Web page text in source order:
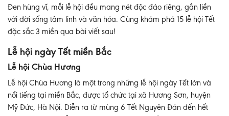
Đen hùng vĩ, mỗi lễ hội đều mang nét độc đáo riêng, gắn liền
với đời sống tâm linh và văn hóa. Cùng khám phá 15 lễ hội Tết
đặc sắc 3 miền qua bài viết sau!
Lễ hội ngày Tết miền Bắc
Lễ hội Chùa Hương
Lễ hội Chùa Hương là một trong những lễ hội ngày Tết lớn và
nổi tiếng tại miền Bắc, được tổ chức tại xã Hương Sơn, huyện
Mỹ Đức, Hà Nội. Diễn ra từ mùng 6 Tết Nguyên Đán đến hết